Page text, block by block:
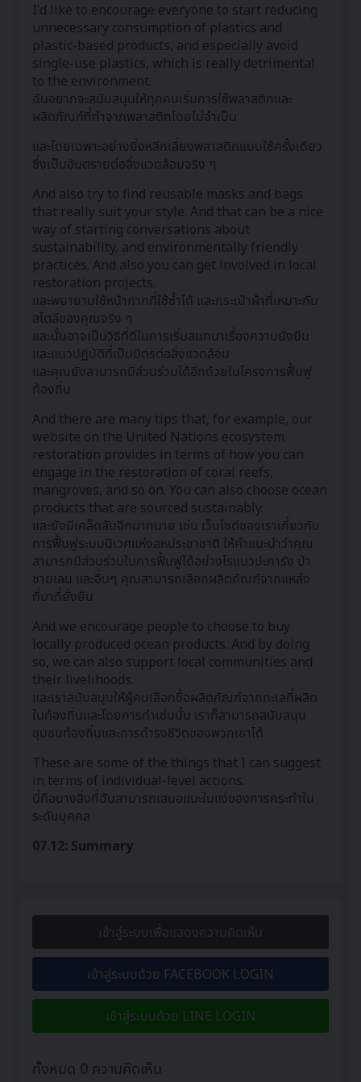
I'd like to encourage everyone to start reducing
unnecessary consumption of plastics and
plastic-based products, and especially avoid
single-use plastics, which is really detrimental
to the environment.
ฉันอยากจะสนับสนุนให้ทุกคนเริ่มการใช้พลาสติกและ
ผลิตภัณฑ์ที่ทำจากพลาสติกโดยไม่จำเป็น
และโดยเฉพาะอย่างยิ่งหลีกเลี่ยงพลาสติกแบบใช้ครั้งเดียว
ซึ่งเป็นอันตรายต่อสิ่งแวดล้อมจริง ๆ
And also try to find reusable masks and bags
that really suit your style. And that can be a nice
way of starting conversations about
sustainability, and environmentally friendly
practices. And also you can get involved in local
restoration projects.
และพยายามใช้หน้ากากที่ใช้ซ้ำได้ และกระเป๋าผ้าที่เหมาะกับ
สไตล์ของคุณจริง ๆ
และนั่นอาจเป็นวิธีที่ดีในการเริ่มสนทนาเรื่องความยั่งยืน
และแนวปฏิบัติที่เป็นมิตรต่อสิ่งแวดล้อม
และคุณยังสามารถมีส่วนร่วมได้อีกด้วยในโครงการฟื้นฟู
ท้องถิ่น
And there are many tips that, for example, our
website on the United Nations ecosystem
restoration provides in terms of how you can
engage in the restoration of coral reefs,
mangroves, and so on. You can also choose ocean
products that are sourced sustainably.
และยังมีเคล็ดลับอีกมากมาย เช่น เว็บไซต์ของเราเกี่ยวกับ
การฟื้นฟูระบบนิเวศแห่งสหประชาชาติ ให้คำแนะนำว่าคุณ
สามารถมีส่วนร่วมในการฟื้นฟูได้อย่างไรแนวปะการัง ป่า
ชายเลน และอื่นๆ คุณสามารถเลือกผลิตภัณฑ์จากแหล่ง
ที่มาที่ยั่งยืน
And we encourage people to choose to buy
locally produced ocean products. And by doing
so, we can also support local communities and
their livelihoods.
และเราสนับสนุนให้ผู้คนเลือกซื้อผลิตภัณฑ์จากทะเลที่ผลิต
ในท้องถิ่นและโดยการทำเช่นนั้น เราก็สามารถสนับสนุน
ชุมชนท้องถิ่นและการดำรงชีวิตของพวกเขาได้
These are some of the things that I can suggest
in terms of individual-level actions.
นี่คือบางสิ่งที่ฉันสามารถเสนอแนะในแง่ของการกระทำใน
ระดับบุคคล
07.12: Summary
เข้าสู่ระบบเพื่อแสดงความคิดเห็น
เข้าสู่ระบบด้วย FACEBOOK LOGIN
เข้าสู่ระบบด้วย LINE LOGIN
ทั้งหมด 0 ความคิดเห็น